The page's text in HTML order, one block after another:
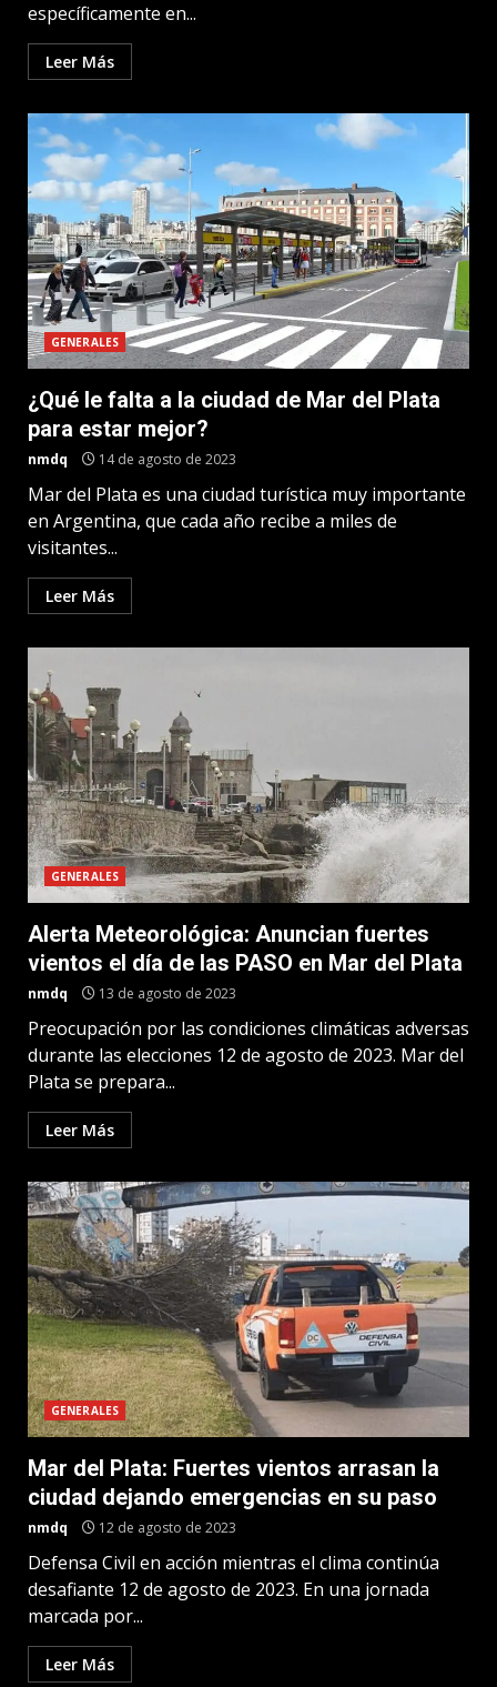
específicamente en...
Leer Más
GENERALES
¿Qué le falta a la ciudad de Mar del Plata
para estar mejor?
nmdq 14 de agosto de 2023
Mar del Plata es una ciudad turística muy importante
en Argentina, que cada año recibe a miles de
visitantes...
Leer Más
GENERALES
Alerta Meteorológica: Anuncian fuertes
vientos el día de las PASO en Mar del Plata
nmdq 13 de agosto de 2023
Preocupación por las condiciones climáticas adversas
durante las elecciones 12 de agosto de 2023. Mar del
Plata se prepara...
Leer Más
GENERALES
Mar del Plata: Fuertes vientos arrasan la
ciudad dejando emergencias en su paso
nmdq 12 de agosto de 2023
Defensa Civil en acción mientras el clima continúa
desafiante 12 de agosto de 2023. En una jornada
marcada por...
Leer Más